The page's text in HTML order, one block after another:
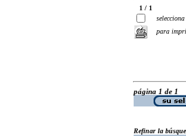
1 / 1
selecciona
para
página 1 de 1
Refinar la